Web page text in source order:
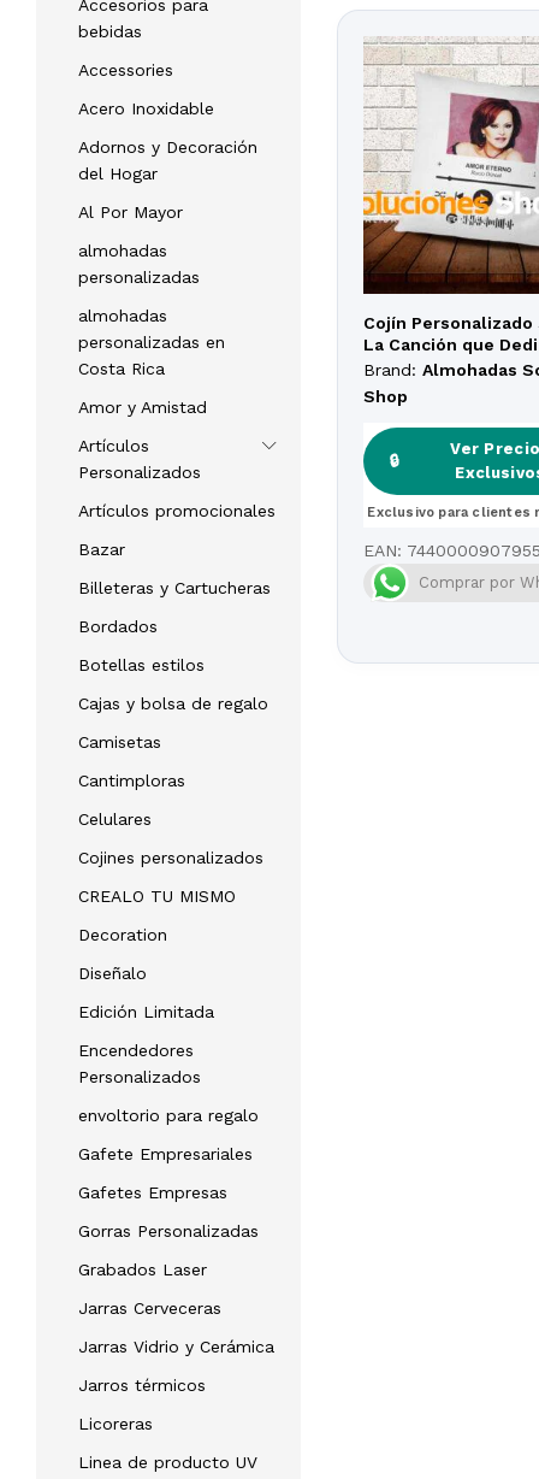
Cojín
La Canción que
Brand: Almohadas
Shop
🔒
Ver
Exclusivo para clientes
EAN:
🔒
Ver
Exclusivo para clientes
Comprar por
Accesorios para
bebidas
Accessories
Acero Inoxidable
Adornos y Decoración
del Hogar
Al Por Mayor
almohadas
personalizadas
almohadas
personalizadas en
Costa Rica
Amor y Amistad
Artículos
Personalizados
Artículos promocionales
Bazar
Billeteras y Cartucheras
Bordados
Botellas estilos
Cajas y bolsa de regalo
Camisetas
Cantimploras
Celulares
Cojines personalizados
CREALO TU MISMO
Decoration
Diseñalo
Edición Limitada
Encendedores
Personalizados
envoltorio para regalo
Gafete Empresariales
Gafetes Empresas
Gorras Personalizadas
Grabados Laser
Jarras Cerveceras
Jarras Vidrio y Cerámica
Jarros térmicos
Licoreras
Linea de producto UV